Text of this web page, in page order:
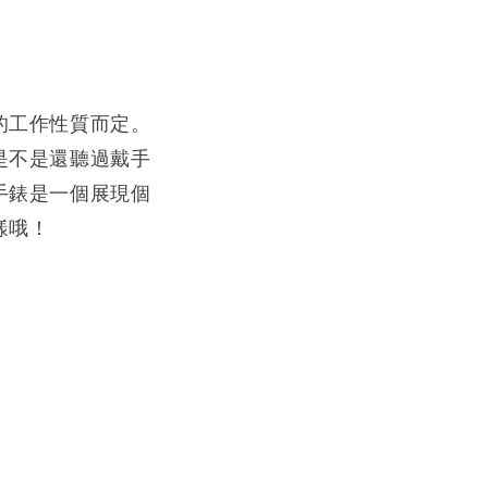
作性質而定。
不是還聽過戴手
錶是一個展現個
！